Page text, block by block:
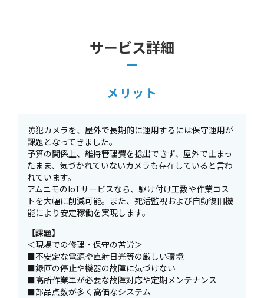
サービス詳細
メリット
防犯カメラを、屋外で長期的に運用するには保守運用が
課題となってきました。
予算の関係上、維持管理費を捻出できず、屋外で止まっ
たまま、気づかれていないカメラも存在していると言わ
れています。
アムニモのIoTサービスなら、駆け付け工数や作業コス
トを大幅に削減可能。また、死活監視および自動復旧機
能により安定稼働を実現します。
【課題】
＜現場での修理・保守の苦労＞
■不安定な電源や直射日光等の厳しい環境
■録画の停止や機器の故障に気づけない
■高所作業車が必要な故障対応や定期メンテナンス
■部品点数が多く高価なシステム